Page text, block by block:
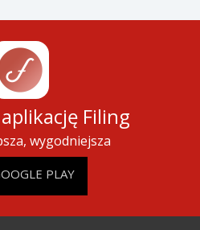
Filing
wygodniejsza
PLAY